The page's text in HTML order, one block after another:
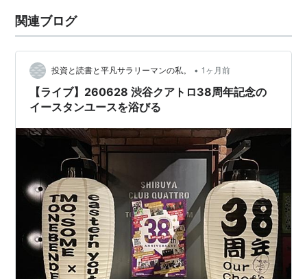
関連ブログ
投資と読書と平凡サラリーマンの私。 • 1ヶ月前
【ライブ】260628 渋谷クアトロ38周年記念の
イースタンユースを浴びる